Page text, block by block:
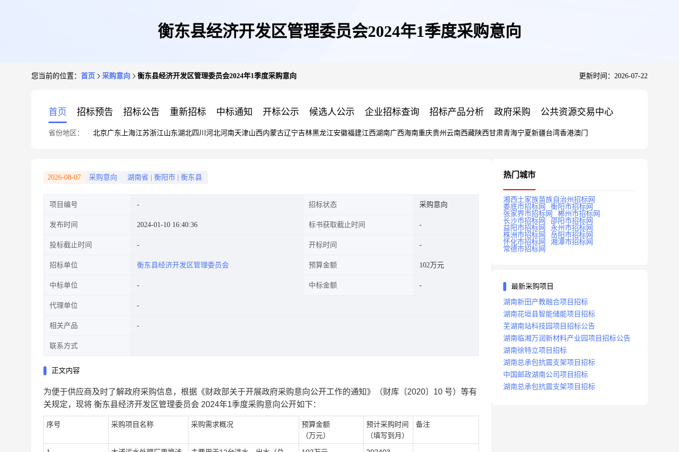
衡东县经济开发区管理委员会2024年1季度采购意向
您当前的位置： 首页 采购意向 衡东县经济开发区管理委员会2024年1季度采购意向 更新时间：2026-07-22
首页 招标预告 招标公告 重新招标 中标通知 开标公示 候选人公示 企业招标查询 招标产品分析 政府采购 公共资源交易中心
省份地区： 北京广东 上海江苏浙江山东湖北四川 河北河南天津山西内蒙古辽宁吉林黑龙江安徽福建江西湖南广西海南重庆贵州 云南西藏陕西甘肃青海宁夏新疆台湾香港澳门
2026-08-07 采购意向 湖南省 衡阳市 衡东县
项目编号 招标状态 采购意向
发布时间 2024-01-10 16:40:36 标书获取截止时间
投标截止时间 开标时间
招标单位 衡东县经济开发区管理委员会 预算金额 102万元
中标单位 中标金额
代理单位
相关产品
联系方式
正文内容
为便于供应商及时了解政府采购信息，根据《财政部关于开展政府采购意向公开工作的通知》（财库〔2020〕 10 号）等有
关规定，现将 衡东县经济开发区管理委员会 2024年1季度采购意向公开如下：
序号 采购项目名称 采购需求概况
预算金额
（万元）
预计采购时间
（填写到月）
备注
热门城市
湘西土家族苗族自治州招标网
娄底市招标网
衡阳市招标网
张家界市招标网
郴州市招标网
长沙市招标网
邵阳市招标网
益阳市招标网
永州市招标网
株洲市招标网
岳阳市招标网
怀化市招标网
湘潭市招标网
常德市招标网
最新采购项目
湖南新田产教融合项目招标
湖南花垣县智能储能项目招标
芜湖南站科技园项目招标公告
湖南临湘万润新材料产业园项目招标公告
湖南徐特立项目招标
湖南总承包抗震支架项目招标
中国邮政湖南公司项目招标
湖南总承包抗震支架项目招标